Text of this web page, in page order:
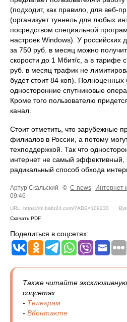
(подходит, как правило, для веб-
(организует туннель для любых
посредством специальной
настроек Windows). У российских
за 750 руб. в месяц можно
скорости до 1 Мбит/с, а в тарифе
руб. в месяц трафик не
будет стоит 84 коп).
односторонние спутниковые
Кроме того пользователю
канал.
Стоит отметить, что зарубежные
филиалов в России, а потому
техподдержкой. Так что
интернет не самый эффективный,
радикальный способ обхода
Артур Скальский © C-news Интернет
09:46
URL: https://m.babr24.com/?ADE=109230
Скачать PDF
Поделиться в соцсетях:
Также читайте
соцсетях:
- Телеграм
- ВКонтакте